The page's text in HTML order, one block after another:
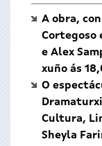
A obra,
Cortegoso
e Alex
xuño ás
O
Cultura,
Sheyla